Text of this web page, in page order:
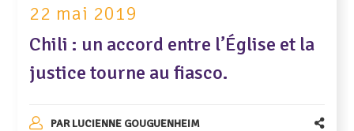
22 mai 2019
Chili : un accord entre l’Église et la
justice tourne au fiasco.
PARLUCIENNE GOUGUENHEIM